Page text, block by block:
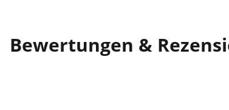
Bewertungen &